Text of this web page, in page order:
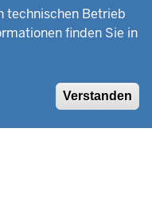
technischen Betrieb
finden Sie in
Verstanden